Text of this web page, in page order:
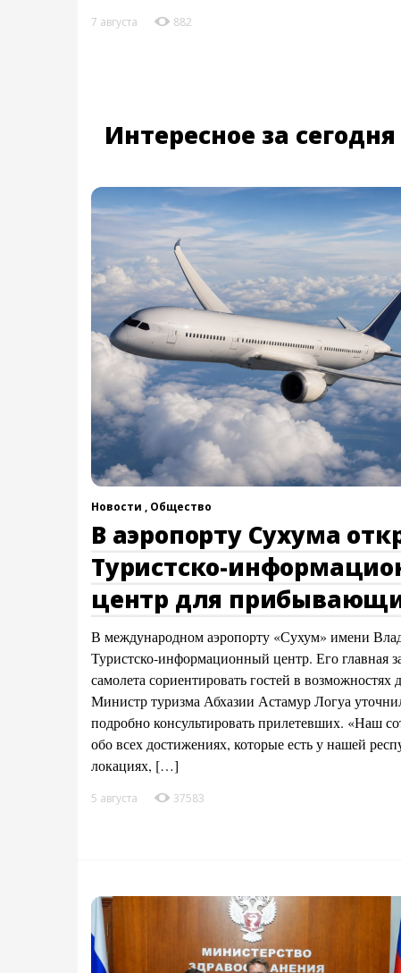
7 августа 882
Интересное за сегодня
Новости , Общество
В аэропорту Сухума
Туристско-
центр для
В международном аэропорту «Сухум» имени
Туристско-информационный центр. Его главная
самолета сориентировать гостей в возможностях
Министр туризма Абхазии Астамур Логуа
подробно консультировать прилетевших. «Наш
обо всех достижениях, которые есть у нашей
локациях, […]
5 августа 37583